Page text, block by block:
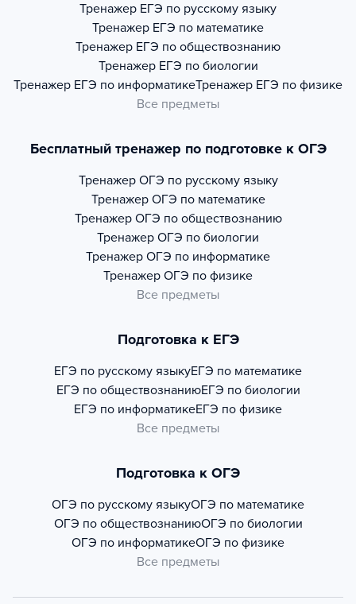
Тренажер ЕГЭ по русскому языку
Тренажер ЕГЭ по математике
Тренажер ЕГЭ по обществознанию
Тренажер ЕГЭ по биологии
Тренажер ЕГЭ по информатикеТренажер ЕГЭ по физике
Все предметы
Бесплатный тренажер по подготовке к ОГЭ
Тренажер ОГЭ по русскому языку
Тренажер ОГЭ по математике
Тренажер ОГЭ по обществознанию
Тренажер ОГЭ по биологии
Тренажер ОГЭ по информатике
Тренажер ОГЭ по физике
Все предметы
Подготовка к ЕГЭ
ЕГЭ по русскому языкуЕГЭ по математике
ЕГЭ по обществознаниюЕГЭ по биологии
ЕГЭ по информатикеЕГЭ по физике
Все предметы
Подготовка к ОГЭ
ОГЭ по русскому языкуОГЭ по математике
ОГЭ по обществознаниюОГЭ по биологии
ОГЭ по информатикеОГЭ по физике
Все предметы